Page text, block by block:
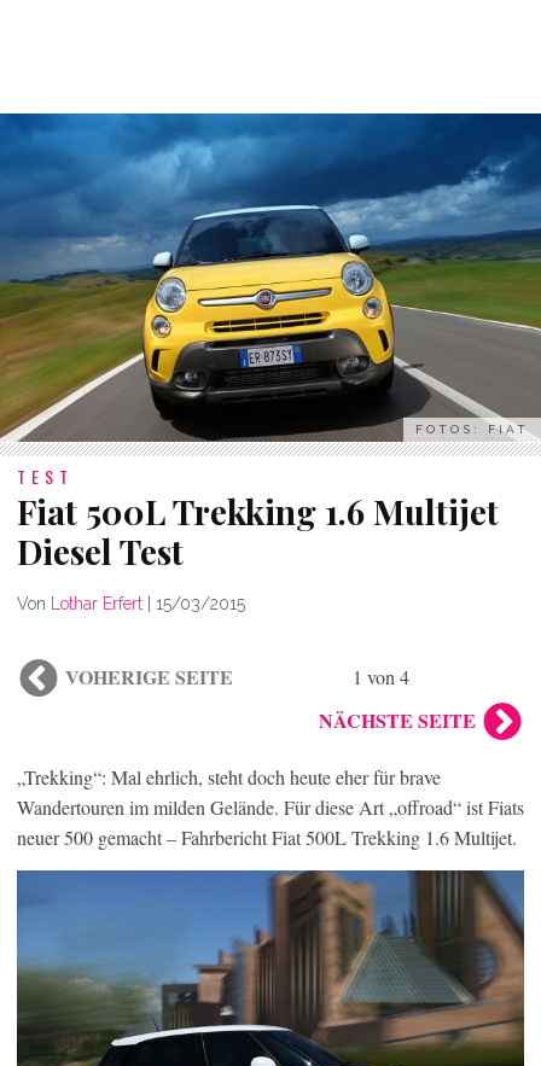
FOTOS: FIAT
TEST
Fiat 500L Trekking 1.6 Multijet
Diesel Test
Von Lothar Erfert | 15/03/2015
VOHERIGE SEITE 1 von 4
NÄCHSTE SEITE
„Trekking“: Mal ehrlich, steht doch heute eher für brave
Wandertouren im milden Gelände. Für diese Art „offroad“ ist Fiats
neuer 500 gemacht – Fahrbericht Fiat 500L Trekking 1.6 Multijet.